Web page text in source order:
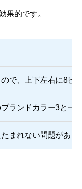
果的です。
で、上下左右に8ピ
ランドカラー3と一
まれない問題があ